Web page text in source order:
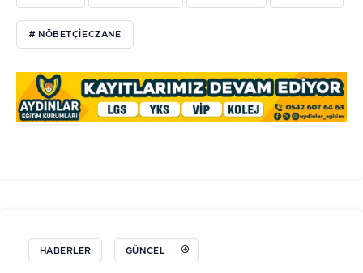
# NÖBETÇIECZANE
HABERLER GÜNCEL